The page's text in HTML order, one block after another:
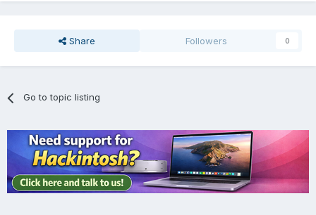
Share Followers 0
Go to topic listing